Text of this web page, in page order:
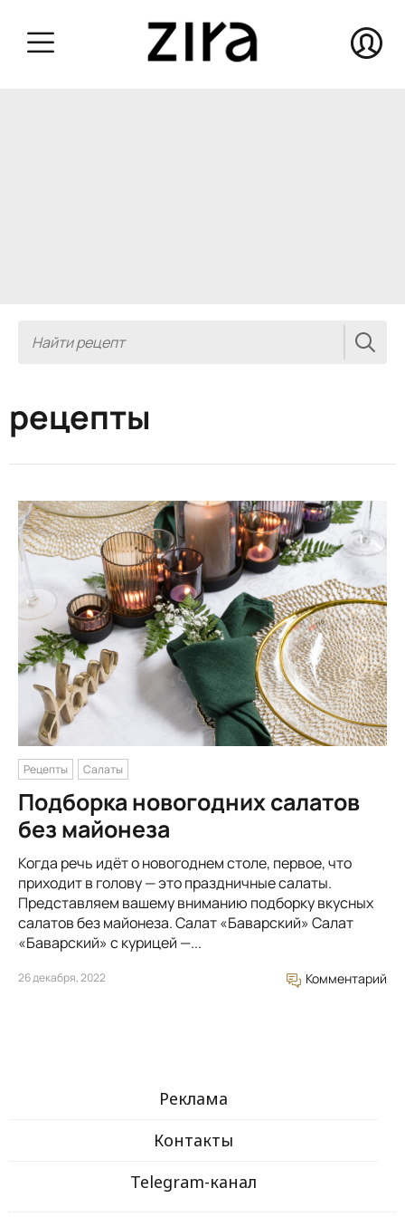
рецепты
Рецепты Салаты
Подборка новогодних салатов
без майонеза
Когда речь идёт о новогоднем столе, первое, что
приходит в голову — это праздничные салаты.
Представляем вашему вниманию подборку вкусных
салатов без майонеза. Салат «Баварский» Салат
«Баварский» с курицей —...
26 декабря, 2022 Комментарий
Реклама
Контакты
Telegram-канал